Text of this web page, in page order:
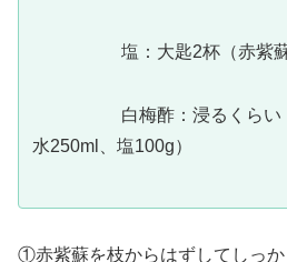
塩：大匙2杯（赤紫蘇に
白梅酢：浸るくらい（な
水250ml、塩100g）
①赤紫蘇を枝からはずしてしっ